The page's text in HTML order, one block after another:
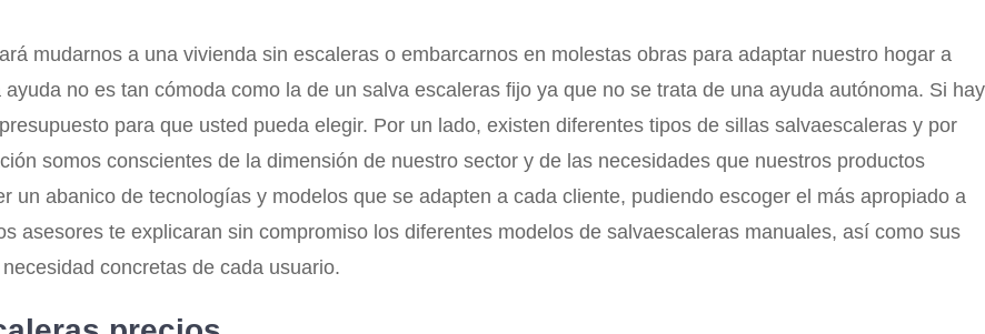
mudarnos a una vivienda sin escaleras o embarcarnos en molestas obras para adaptar nuestro hogar a
no es tan cómoda como la de un salva escaleras fijo ya que no se trata de una ayuda autónoma. Si hay
para que usted pueda elegir. Por un lado, existen diferentes tipos de sillas salvaescaleras y por
somos conscientes de la dimensión de nuestro sector y de las necesidades que nuestros productos
un abanico de tecnologías y modelos que se adapten a cada cliente, pudiendo escoger el más apropiado a
asesores te explicaran sin compromiso los diferentes modelos de salvaescaleras manuales, así como sus
concretas de cada usuario.